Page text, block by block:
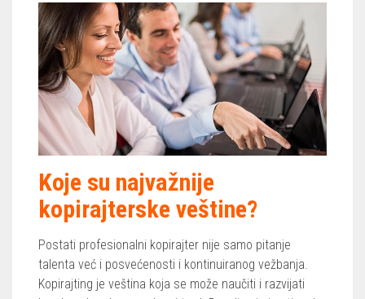
Koje su najvažnije
kopirajterske veštine?
Postati profesionalni kopirajter nije samo pitanje
talenta već i posvećenosti i kontinuiranog vežbanja.
Kopirajting je veština koja se može naučiti i razvijati